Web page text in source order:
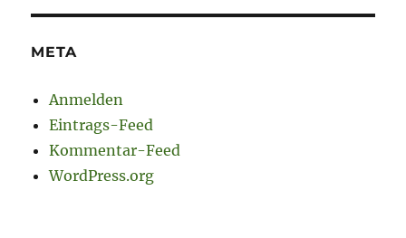
META
Anmelden
Eintrags-Feed
Kommentar-Feed
WordPress.org